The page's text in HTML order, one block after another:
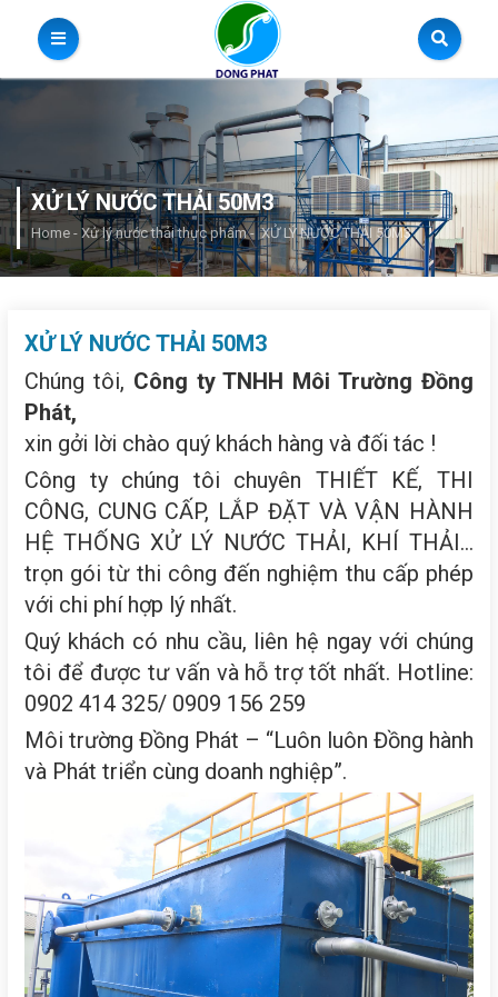
XỬ LÝ NƯỚC THẢI 50M3
Home - Xử lý nước thải thực phẩm - XỬ LÝ NƯỚC THẢI 50M3
XỬ LÝ NƯỚC THẢI 50M3
Chúng tôi, Công ty TNHH Môi Trường Đồng
Phát,
xin gởi lời chào quý khách hàng và đối tác !
Công ty chúng tôi chuyên THIẾT KẾ, THI
CÔNG, CUNG CẤP, LẮP ĐẶT VÀ VẬN HÀNH
HỆ THỐNG XỬ LÝ NƯỚC THẢI, KHÍ THẢI…
trọn gói từ thi công đến nghiệm thu cấp phép
với chi phí hợp lý nhất.
Quý khách có nhu cầu, liên hệ ngay với chúng
tôi để được tư vấn và hỗ trợ tốt nhất. Hotline:
0902 414 325/ 0909 156 259
Môi trường Đồng Phát – “Luôn luôn Đồng hành
và Phát triển cùng doanh nghiệp”.